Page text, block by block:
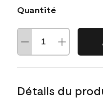
Quantité
Détails du